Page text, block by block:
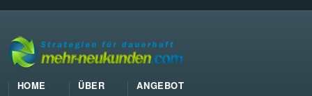
HOME ÜBER ANGEBOT